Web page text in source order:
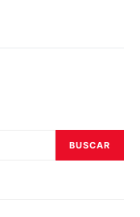
BUSCAR